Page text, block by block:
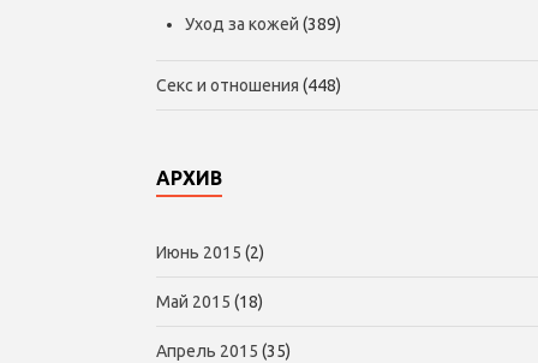
Уход за кожей (389)
Секс и отношения (448)
АРХИВ
Июнь 2015 (2)
Май 2015 (18)
Апрель 2015 (35)